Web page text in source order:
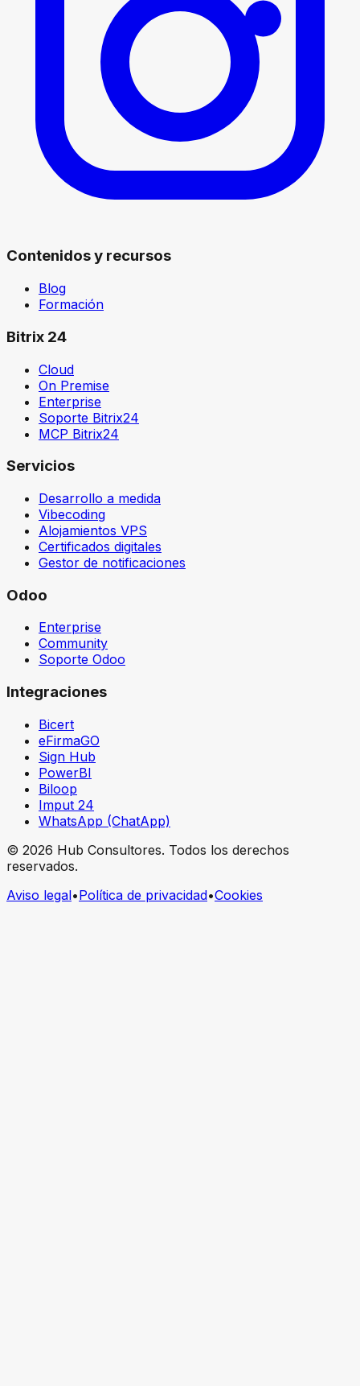
Contenidos y recursos
Blog
Formación
Bitrix 24
Cloud
On Premise
Enterprise
Soporte Bitrix24
MCP Bitrix24
Servicios
Desarrollo a medida
Vibecoding
Alojamientos VPS
Certificados digitales
Gestor de notificaciones
Odoo
Enterprise
Community
Soporte Odoo
Integraciones
Bicert
eFirmaGO
Sign Hub
PowerBI
Biloop
Imput 24
WhatsApp (ChatApp)
© 2026 Hub Consultores. Todos los derechos
reservados.
Aviso legal•Política de privacidad•Cookies